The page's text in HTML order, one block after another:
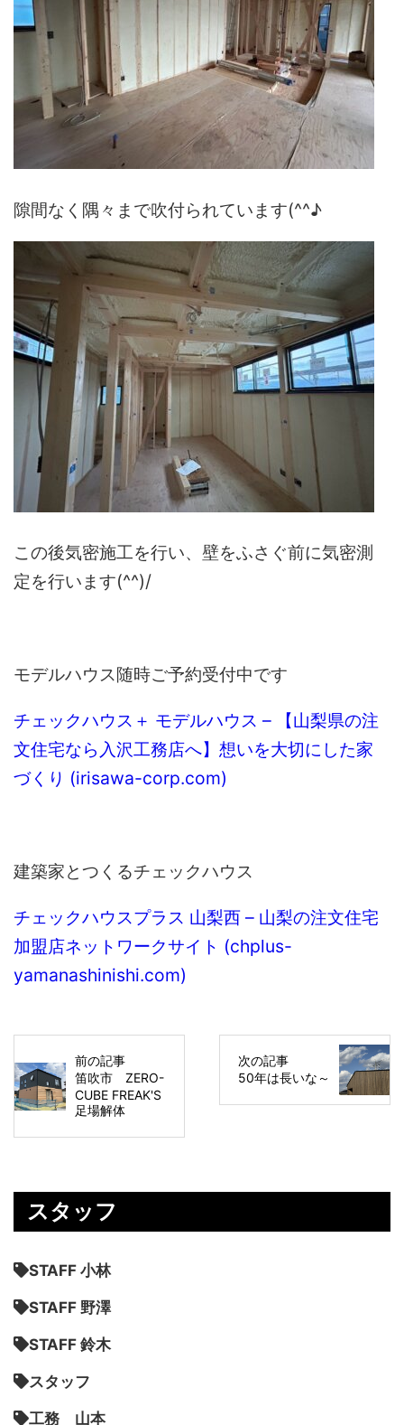
隙間なく隅々まで吹付られています(^^♪
この後気密施工を行い、壁をふさぐ前に気密測
定を行います(^^)/
モデルハウス随時ご予約受付中です
チェックハウス＋ モデルハウス – 【山梨県の注
文住宅なら入沢工務店へ】想いを大切にした家
づくり (irisawa-corp.com)
建築家とつくるチェックハウス
チェックハウスプラス 山梨西 – 山梨の注文住宅
加盟店ネットワークサイト (chplus-
yamanashinishi.com)
前の記事
笛吹市 ZERO-
CUBE FREAK'S
足場解体
次の記事
50年は長いな～
スタッフ
STAFF 小林
STAFF 野澤
STAFF 鈴木
スタッフ
工務 山本